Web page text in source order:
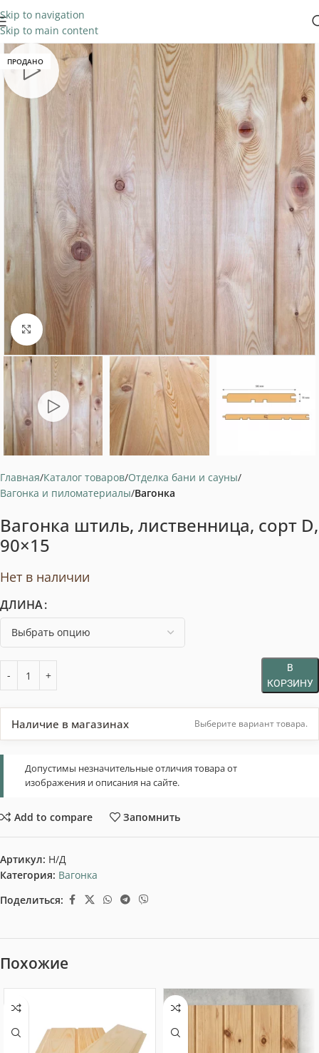
Skip to navigation
Skip to main content
ПРОДАНО
Нажмите, чтобы увеличить
Главная Каталог товаров Отделка бани и сауны
Вагонка и пиломатериалы Вагонка
Вагонка штиль, лиственница, сорт D,
90×15
Нет в наличии
ДЛИНА
В
КОРЗИНУ
Наличие в магазинах Выберите вариант товара.
Допустимы незначительные отличия товара от
изображения и описания на сайте.
Add to compare Запомнить
Артикул: Н/Д
Категория: Вагонка
Поделиться:
Похожие